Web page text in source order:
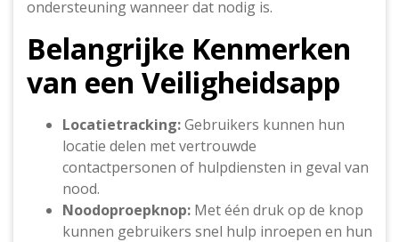
ondersteuning wanneer dat nodig is.
Belangrijke Kenmerken
van een Veiligheidsapp
Locatietracking:Gebruikers kunnen hun
locatie delen met vertrouwde
contactpersonen of hulpdiensten in geval van
nood.
Noodoproepknop: Met één druk op de knop
kunnen gebruikers snel hulp inroepen en hun